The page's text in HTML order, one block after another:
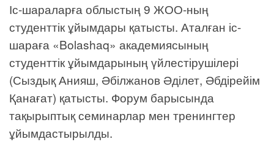
Іс-шараларға облыстың 9 ЖОО-ның
студенттік ұйымдары қатысты. Аталған іс-
шараға «Bolashaq» академиясының
студенттік ұйымдарының үйлестірушілері
(Сыздық Анияш, Әбілжанов Әділет, Әбдірейім
Қанағат) қатысты. Форум барысында
тақырыптық семинарлар мен тренингтер
ұйымдастырылды.